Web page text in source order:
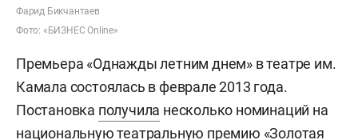
Фарид Бикчантаев
Фото: «БИЗНЕС Online»
Премьера «Однажды летним днем» в театре им.
Камала состоялась в феврале 2013 года.
Постановка получила несколько номинаций на
национальную театральную премию «Золотая